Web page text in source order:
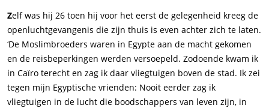
Zelf was hij 26 toen hij voor het eerst de gelegenheid kreeg de
openluchtgevangenis die zijn thuis is even achter zich te laten.
‘De Moslimbroeders waren in Egypte aan de macht gekomen
en de reisbeperkingen werden versoepeld. Zodoende kwam ik
in Caïro terecht en zag ik daar vliegtuigen boven de stad. Ik zei
tegen mijn Egyptische vrienden: Nooit eerder zag ik
vliegtuigen in de lucht die boodschappers van leven zijn, in